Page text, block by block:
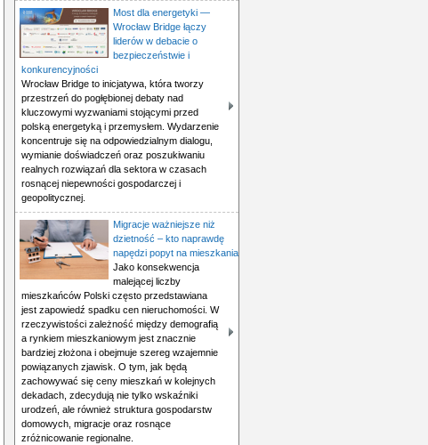
Most dla energetyki —
Wrocław Bridge łączy
liderów w debacie o
bezpieczeństwie i
konkurencyjności
Wrocław Bridge to inicjatywa, która tworzy
przestrzeń do pogłębionej debaty nad
kluczowymi wyzwaniami stojącymi przed
polską energetyką i przemysłem. Wydarzenie
koncentruje się na odpowiedzialnym dialogu,
wymianie doświadczeń oraz poszukiwaniu
realnych rozwiązań dla sektora w czasach
rosnącej niepewności gospodarczej i
geopolitycznej.
Migracje ważniejsze niż
dzietność – kto naprawdę
napędzi popyt na mieszkania
Jako konsekwencja
malejącej liczby
mieszkańców Polski często przedstawiana
jest zapowiedź spadku cen nieruchomości. W
rzeczywistości zależność między demografią
a rynkiem mieszkaniowym jest znacznie
bardziej złożona i obejmuje szereg wzajemnie
powiązanych zjawisk. O tym, jak będą
zachowywać się ceny mieszkań w kolejnych
dekadach, zdecydują nie tylko wskaźniki
urodzeń, ale również struktura gospodarstw
domowych, migracje oraz rosnące
zróżnicowanie regionalne.